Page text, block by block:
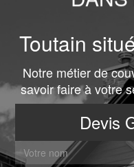
Toutain
Notre métier de
savoir faire à votre
Devis